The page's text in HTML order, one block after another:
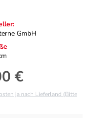
GmbH
Preis:
€
ja nach Lieferland (Bitte